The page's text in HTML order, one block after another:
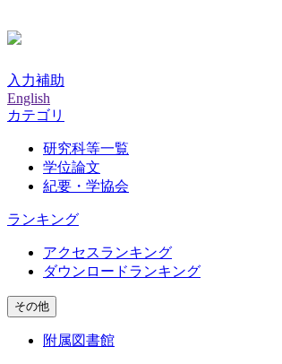
入力補助
English
カテゴリ
研究科等一覧
学位論文
紀要・学協会
ランキング
アクセスランキング
ダウンロードランキング
その他
附属図書館